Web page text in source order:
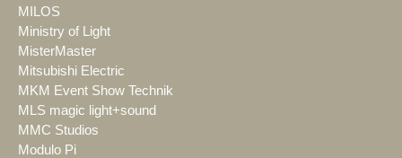
MILOS
Ministry of Light
MisterMaster
Mitsubishi Electric
MKM Event Show Technik
MLS magic light+sound
MMC Studios
Modulo Pi